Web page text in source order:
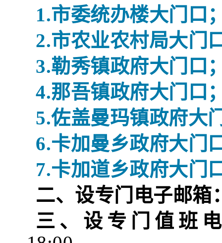
1.市委统办楼大门 口
2.市农业农村局大门
3.勒秀镇政府大门口
4.那吾镇政府大门 口
5.佐盖曼玛镇政府大
6.卡加曼乡政府大门
7.卡加道乡政府大门
二、设专门电子邮箱
三、设专门值班